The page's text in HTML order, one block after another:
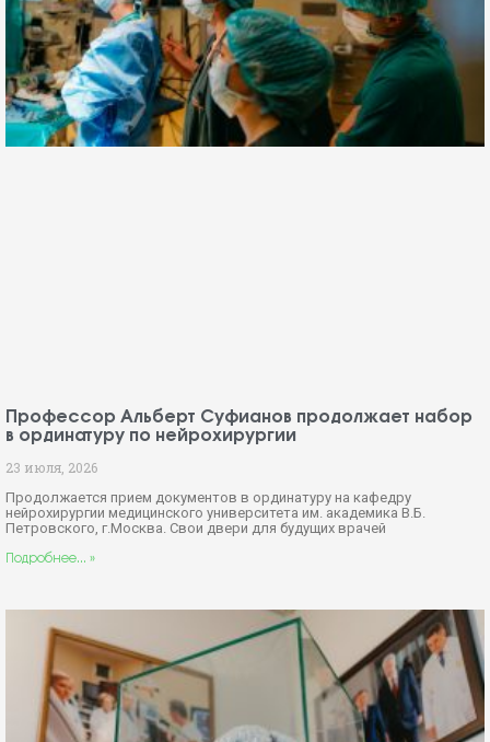
Профессор Альберт Суфианов продолжает набор
в ординатуру по нейрохирургии
23 июля, 2026
Продолжается прием документов в ординатуру на кафедру
нейрохирургии медицинского университета им. академика В.Б.
Петровского, г.Москва. Свои двери для будущих врачей
Подробнее... »